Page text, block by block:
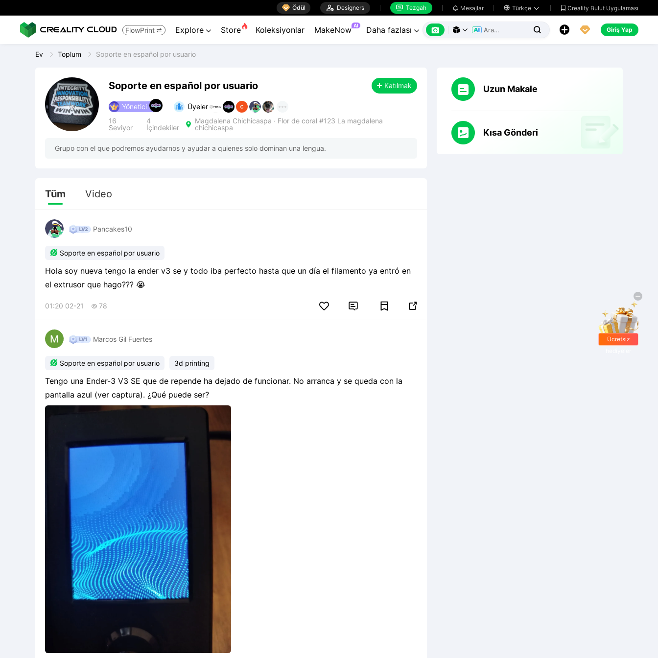
 Ödül  Designers  Tezgah  Mesajlar  Türkçe   Creality Bulut Uygulaması
FlowPrint  Explore  Store Koleksiyonlar MakeNow AI Daha fazlası        Giriş Yap
Ev Toplum Soporte en español por usuario
Soporte en español por usuario Katılmak
Yönetici
Üyeler
16
Seviyor
4
İçindekiler
 Magdalena Chichicaspa · Flor de coral #123 La magdalena
chichicaspa
Grupo con el que podremos ayudarnos y ayudar a quienes solo dominan una lengua.
Tüm Video
Pancakes10
 Soporte en español por usuario
Hola soy nueva tengo la ender v3 se y todo iba perfecto hasta que un día el filamento ya entró en
el extrusor que hago??? 😭
01:20 02-21  78  
Marcos Gil Fuertes
 Soporte en español por usuario 3d printing
Tengo una Ender-3 V3 SE que de repende ha dejado de funcionar. No arranca y se queda con la
pantalla azul (ver captura). ¿Qué puede ser?
Uzun Makale
Kısa Gönderi
Ücretsiz